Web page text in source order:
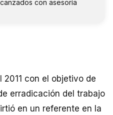
con asesoría
2011 con el objetivo de
erradicación del trabajo
en un referente en la